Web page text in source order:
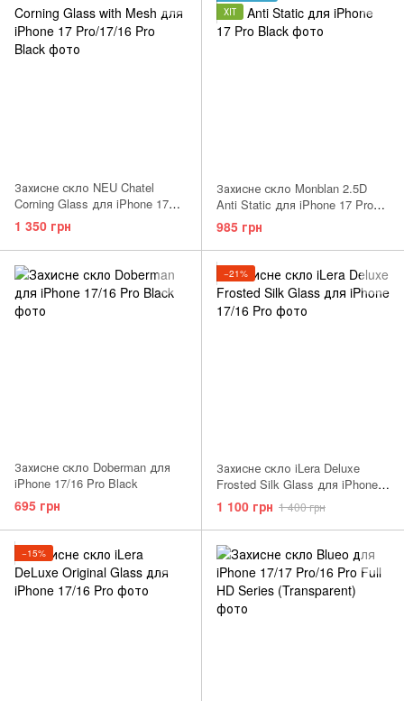
Захисне скло NEU Chatel
Corning Glass для iPhone 17
Pro/17/16 Pro Black
1 350 грн
ХІТ
Захисне скло Monblan 2.5D
Anti Static для iPhone 17 Pro
Black
985 грн
Захисне скло Doberman для
iPhone 17/16 Pro Black
695 грн
−21%
Захисне скло iLera Deluxe
Frosted Silk Glass для iPhone
16 Pro
1 100 грн 1 400 грн
−15%